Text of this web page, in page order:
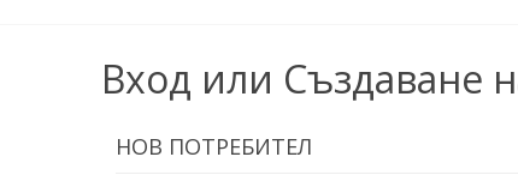
Вход или Създаване
НОВ ПОТРЕБИТЕЛ